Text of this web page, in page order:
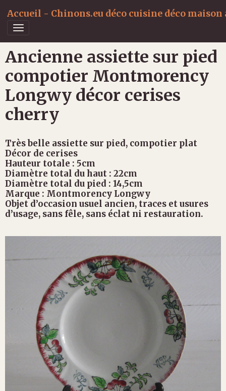
Accueil - Chinons.eu déco cuisine déco
Ancienne assiette sur pied
compotier Montmorency
Longwy décor cerises
cherry
Très belle assiette sur pied, compotier plat
Décor de cerises
Hauteur totale : 5cm
Diamètre total du haut : 22cm
Diamètre total du pied : 14,5cm
Marque : Montmorency Longwy
Objet d’occasion usuel ancien, traces et usures
d’usage, sans fêle, sans éclat ni restauration.